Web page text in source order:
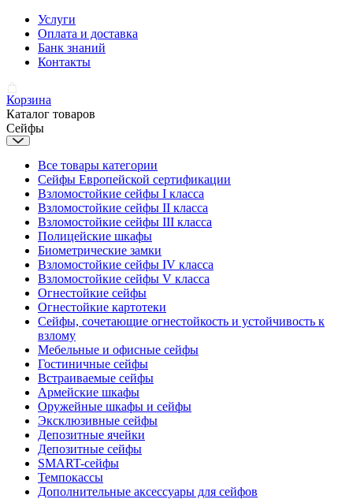
Услуги
Оплата и доставка
Банк знаний
Контакты
Корзина
Каталог товаров
Сейфы
Все товары категории
Сейфы Европейской сертификации
Взломостойкие сейфы I класса
Взломостойкие сейфы II класса
Взломостойкие сейфы III класса
Полицейские шкафы
Биометрические замки
Взломостойкие сейфы IV класса
Взломостойкие сейфы V класса
Огнестойкие сейфы
Огнестойкие картотеки
Сейфы, сочетающие огнестойкость и устойчивость к
взлому
Мебельные и офисные сейфы
Гостиничные сейфы
Встраиваемые сейфы
Армейские шкафы
Оружейные шкафы и сейфы
Эксклюзивные сейфы
Депозитные ячейки
Депозитные сейфы
SMART-сейфы
Темпокассы
Дополнительные аксессуары для сейфов